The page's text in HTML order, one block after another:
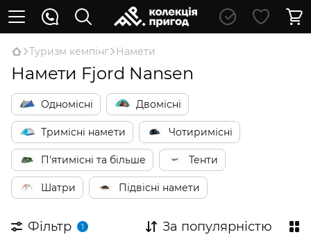
Туризм кемпінг Намети
Намети Fjord Nansen
Одномісні Двомісні
Тримісні намети Чотиримісні
П'ятимісні та більше Тенти
Шатри Підвісні намети
Фільтр 1 За популярністю